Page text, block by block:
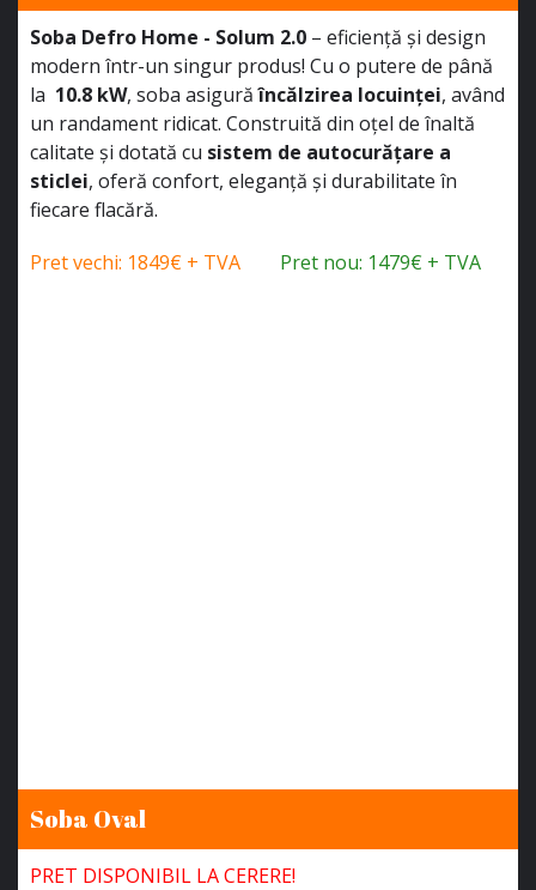
Soba Defro Home - Solum 2.0 – eficiență și design
modern într-un singur produs! Cu o putere de până
la 10.8 kW, soba asigurăîncălzirea locuinței, având
un randament ridicat. Construită din oțel de înaltă
calitate și dotată cu sistem de autocurățare a
sticlei, oferă confort, eleganță și durabilitate în
fiecare flacără.
Pret vechi: 1849€ + TVA
Pret nou: 1479€ + TVA
Soba Oval
PRET DISPONIBIL LA CERERE!